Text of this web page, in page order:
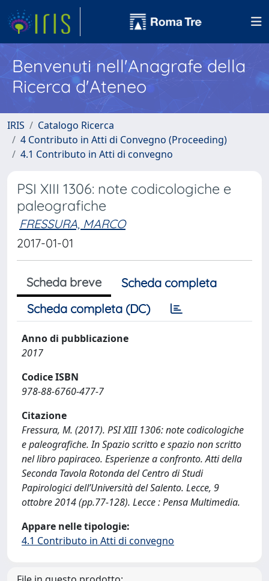
Benvenuti nell'Anagrafe della
Ricerca d'Ateneo
IRIS
Catalogo Ricerca
4 Contributo in Atti di Convegno (Proceeding)
4.1 Contributo in Atti di convegno
PSI XIII 1306: note codicologiche e
paleografiche
FRESSURA, MARCO
2017-01-01
Scheda breve
Scheda completa
Scheda completa (DC)
Anno di pubblicazione
2017
Codice ISBN
978-88-6760-477-7
Citazione
Fressura, M. (2017). PSI XIII 1306: note codicologiche
e paleografiche. In Spazio scritto e spazio non scritto
nel libro papiraceo. Esperienze a confronto. Atti della
Seconda Tavola Rotonda del Centro di Studi
Papirologici dell’Università del Salento. Lecce, 9
ottobre 2014 (pp.77-128). Lecce : Pensa Multimedia.
Appare nelle tipologie:
4.1 Contributo in Atti di convegno